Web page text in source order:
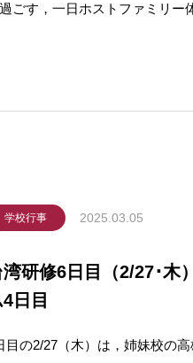
ごす，一日ホストファミリー
学校行事 2025.03.05
湾研修6日目（2/27･木
日目
目の2/27（木）は，姉妹校の